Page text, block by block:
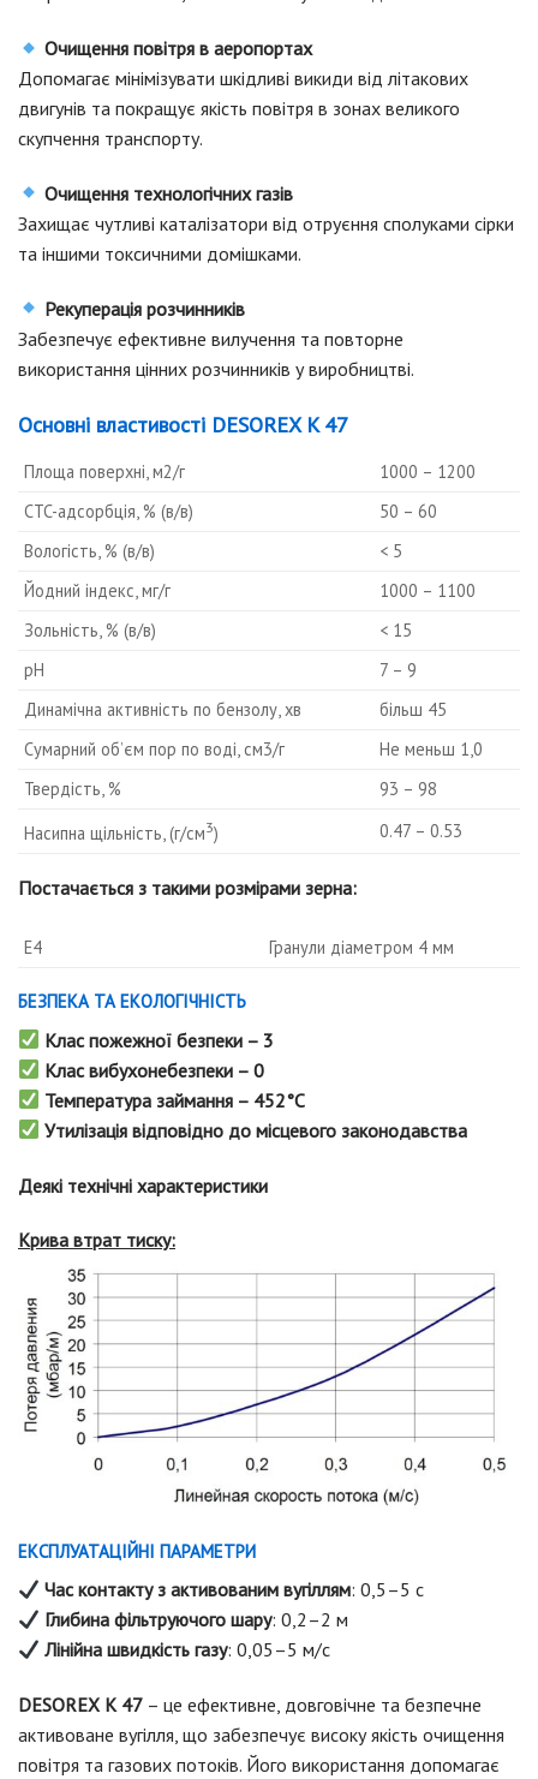
Очищення повітря в аеропортах
Допомагає мінімізувати шкідливі викиди від літакових
двигунів та покращує якість повітря в зонах великого
скупчення транспорту.
Очищення технологічних газів
Захищає чутливі каталізатори від отруєння сполуками сірки
та іншими токсичними домішками.
Рекуперація розчинників
Забезпечує ефективне вилучення та повторне
використання цінних розчинників у виробництві.
Основні властивості DESOREX K 47
Площа поверхні, м2/г
1000 – 1200
CTC-адсорбція, % (в/в)
50 – 60
Вологість, % (в/в)
< 5
Йодний індекс, мг/г
1000 – 1100
Зольність, % (в/в)
< 15
pH
7 – 9
Динамічна активність по бензолу, хв
більш 45
Сумарний об’єм пор по воді, см3/г
Не меньш 1,0
Твердість, %
93 – 98
Насипна щільність, (г/см3) 0.47 – 0.53
Постачається з такими розмірами зерна:
E4 Гранули діаметром 4 мм
БЕЗПЕКА ТА ЕКОЛОГІЧНІСТЬ
Клас пожежної безпеки – 3
Клас вибухонебезпеки – 0
Температура займання – 452°C
Утилізація відповідно до місцевого законодавства
Деякі технічні характеристики
Крива втрат тиску:
ЕКСПЛУАТАЦІЙНІ ПАРАМЕТРИ
Час контакту з активованим вугіллям: 0,5–5 с
Глибина фільтруючого шару: 0,2–2 м
Лінійна швидкість газу: 0,05–5 м/с
DESOREX K 47 – це ефективне, довговічне та безпечне
активоване вугілля, що забезпечує високу якість очищення
повітря та газових потоків. Його використання допомагає